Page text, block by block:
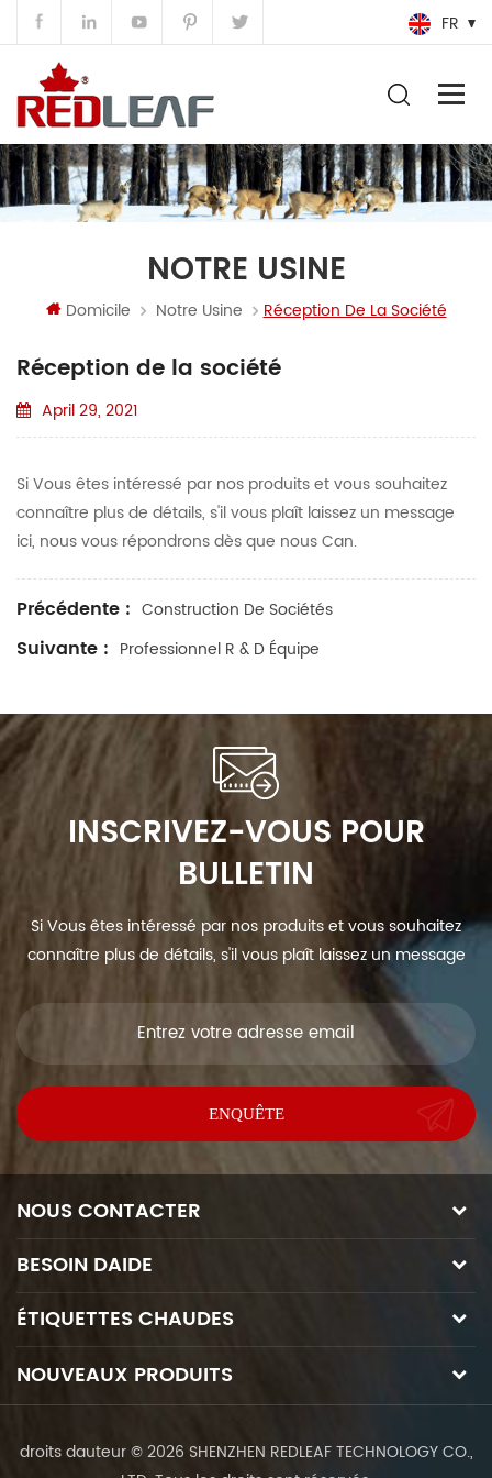
FR
NOTRE USINE
Domicile Notre Usine Réception De La Société
Réception de la société
April 29, 2021
Si Vous êtes intéressé par nos produits et vous souhaitez
connaître plus de détails, s'il vous plaît laissez un message
ici, nous vous répondrons dès que nous Can.
Précédente : Construction De Sociétés
Suivante : Professionnel R & D Équipe
INSCRIVEZ-VOUS POUR
BULLETIN
Si Vous êtes intéressé par nos produits et vous souhaitez
connaître plus de détails, s'il vous plaît laissez un message
ici, nous vous répondrons dès que nous Can.
NOUS CONTACTER
BESOIN DAIDE
ÉTIQUETTES CHAUDES
NOUVEAUX PRODUITS
droits dauteur © 2026 SHENZHEN REDLEAF TECHNOLOGY CO.,